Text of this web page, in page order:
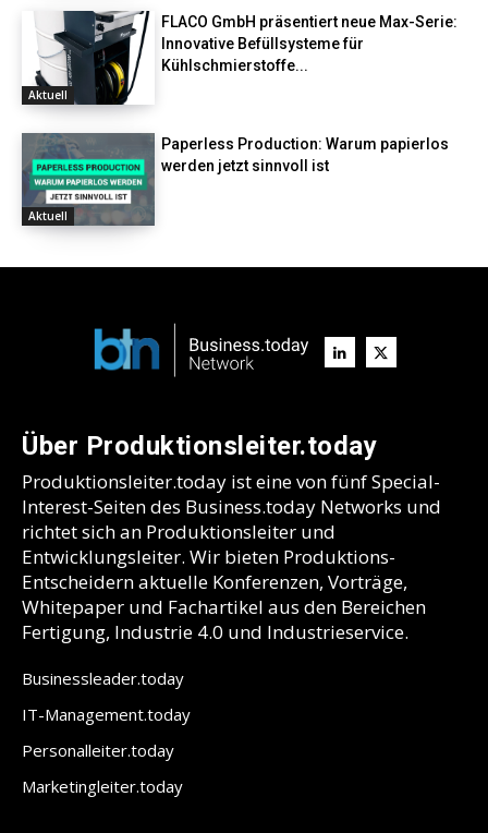
Aktuell
FLACO GmbH präsentiert neue Max-Serie:
Innovative Befüllsysteme für
Kühlschmierstoffe...
Aktuell
Paperless Production: Warum papierlos
werden jetzt sinnvoll ist
Über Produktionsleiter.today
Produktionsleiter.today ist eine von fünf Special-
Interest-Seiten des Business.today Networks und
richtet sich an Produktionsleiter und
Entwicklungsleiter. Wir bieten Produktions-
Entscheidern aktuelle Konferenzen, Vorträge,
Whitepaper und Fachartikel aus den Bereichen
Fertigung, Industrie 4.0 und Industrieservice.
Businessleader.today
IT-Management.today
Personalleiter.today
Marketingleiter.today